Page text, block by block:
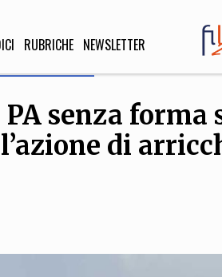
RUBRICHE NEWSLETTER
SOCIETÀ
Attualità,
Lavoro, Esteri
E FILOSOFIA
senza forma
di